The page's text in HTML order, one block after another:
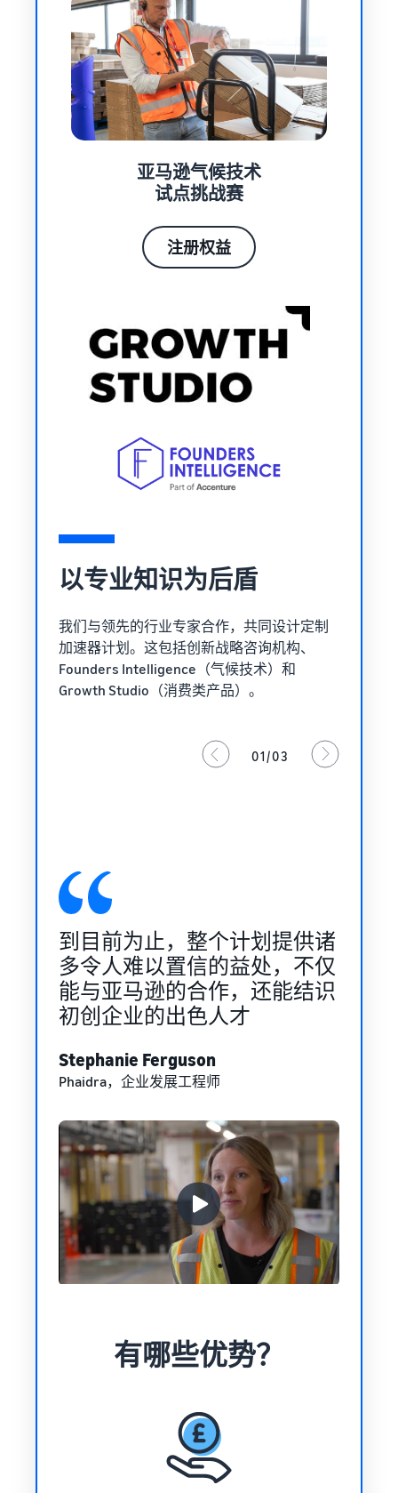
亚马逊气候技术
试点挑战赛
注册权益
以专业知识为后盾
我们与领先的行业专家合作，共同设计定制
加速器计划。这包括创新战略咨询机构、
Founders Intelligence（气候技术）和
Growth Studio（消费类产品）。
01/03
到目前为止，整个计划提供诸
多令人难以置信的益处，不仅
能与亚马逊的合作，还能结识
初创企业的出色人才
Stephanie Ferguson
Phaidra，企业发展工程师
有哪些优势？